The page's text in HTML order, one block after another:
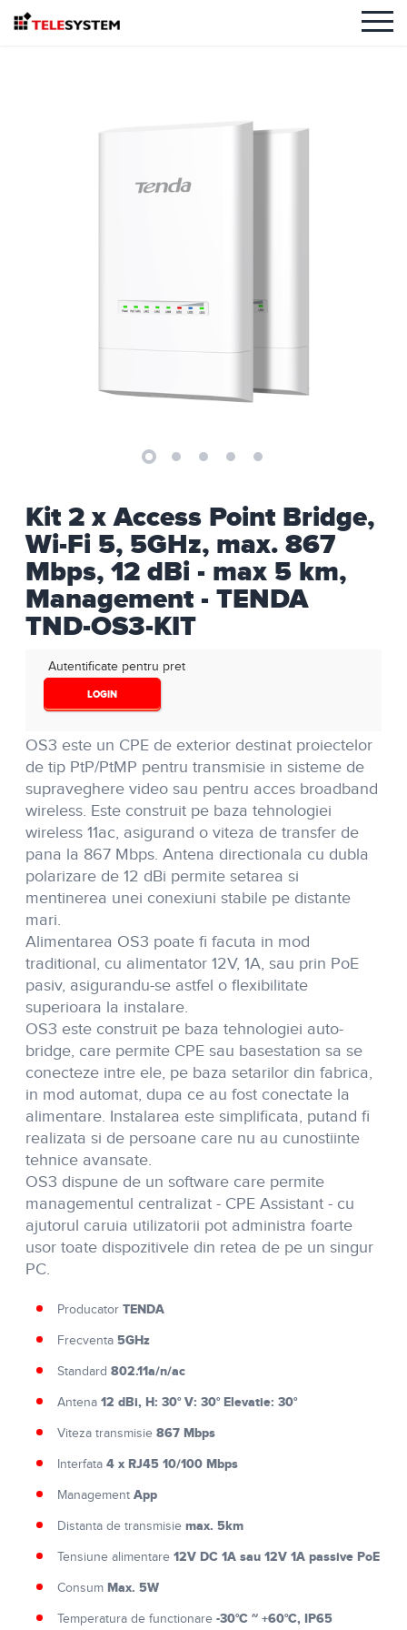
Kit 2 x Access Point Bridge,
Wi-Fi 5, 5GHz, max. 867
Mbps, 12 dBi - max 5 km,
Management - TENDA
TND-OS3-KIT
Autentificate pentru pret
LOGIN
OS3 este un CPE de exterior destinat proiectelor
de tip PtP/PtMP pentru transmisie in sisteme de
supraveghere video sau pentru acces broadband
wireless. Este construit pe baza tehnologiei
wireless 11ac, asigurand o viteza de transfer de
pana la 867 Mbps. Antena directionala cu dubla
polarizare de 12 dBi permite setarea si
mentinerea unei conexiuni stabile pe distante
mari.
Alimentarea OS3 poate fi facuta in mod
traditional, cu alimentator 12V, 1A, sau prin PoE
pasiv, asigurandu-se astfel o flexibilitate
superioara la instalare.
OS3 este construit pe baza tehnologiei auto-
bridge, care permite CPE sau basestation sa se
conecteze intre ele, pe baza setarilor din fabrica,
in mod automat, dupa ce au fost conectate la
alimentare. Instalarea este simplificata, putand fi
realizata si de persoane care nu au cunostiinte
tehnice avansate.
OS3 dispune de un software care permite
managementul centralizat - CPE Assistant - cu
ajutorul caruia utilizatorii pot administra foarte
usor toate dispozitivele din retea de pe un singur
PC.
Producator TENDA
Frecventa 5GHz
Standard 802.11a/n/ac
Antena 12 dBi, H: 30° V: 30° Elevatie: 30°
Viteza transmisie 867 Mbps
Interfata 4 x RJ45 10/100 Mbps
Management App
Distanta de transmisie max. 5km
Tensiune alimentare 12V DC 1A sau 12V 1A passive PoE
Consum Max. 5W
Temperatura de functionare -30°C ~ +60°C, IP65